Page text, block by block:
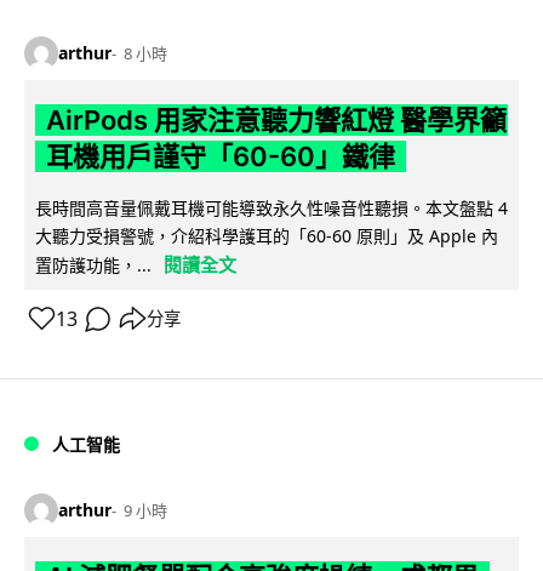
arthur 8 小時
AirPods 用家注意聽力響紅燈 醫學界籲
耳機用戶謹守「60-60」鐵律
長時間高音量佩戴耳機可能導致永久性噪音性聽損。本文盤點 4
大聽力受損警號，介紹科學護耳的「60-60 原則」及 Apple 內
置防護功能，...
閱讀全文
13 分享
人工智能
arthur 9 小時